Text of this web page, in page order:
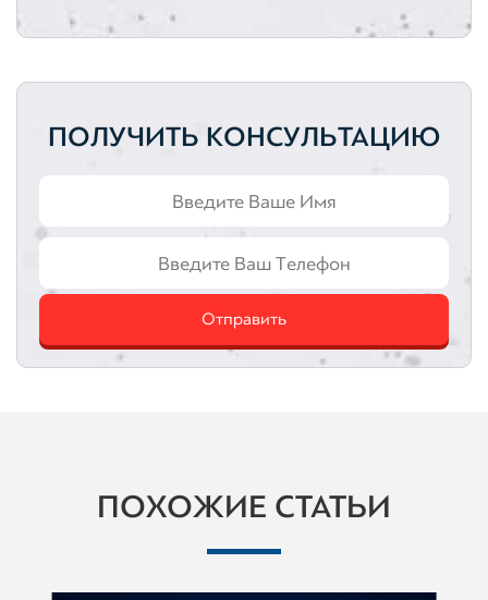
ПОЛУЧИТЬ КОНСУЛЬТАЦИЮ
Отправить
ПОХОЖИЕ СТАТЬИ